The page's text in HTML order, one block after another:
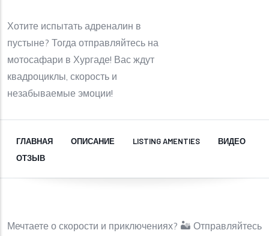
Хотите испытать адреналин в
пустыне? Тогда отправляйтесь на
мотосафари в Хургаде! Вас ждут
квадроциклы, скорость и
незабываемые эмоции!
ГЛАВНАЯ ОПИСАНИЕ LISTING AMENTIES
ВИДЕО
ОТЗЫВ
Мечтаете о скорости и приключениях? 🏜️ Отправляйтесь